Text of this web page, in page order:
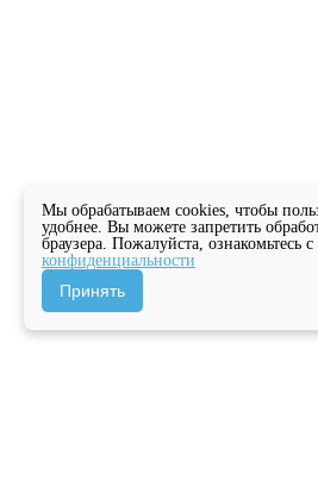
Мы обрабатываем cookies, чтобы
удобнее. Вы можете запретить
браузера. Пожалуйста, ознакомьтесь с
конфиденциальности
Принять